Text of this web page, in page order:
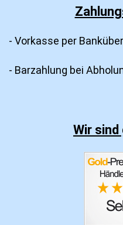
- Vorkasse per
- Barzahlung bei
Wir